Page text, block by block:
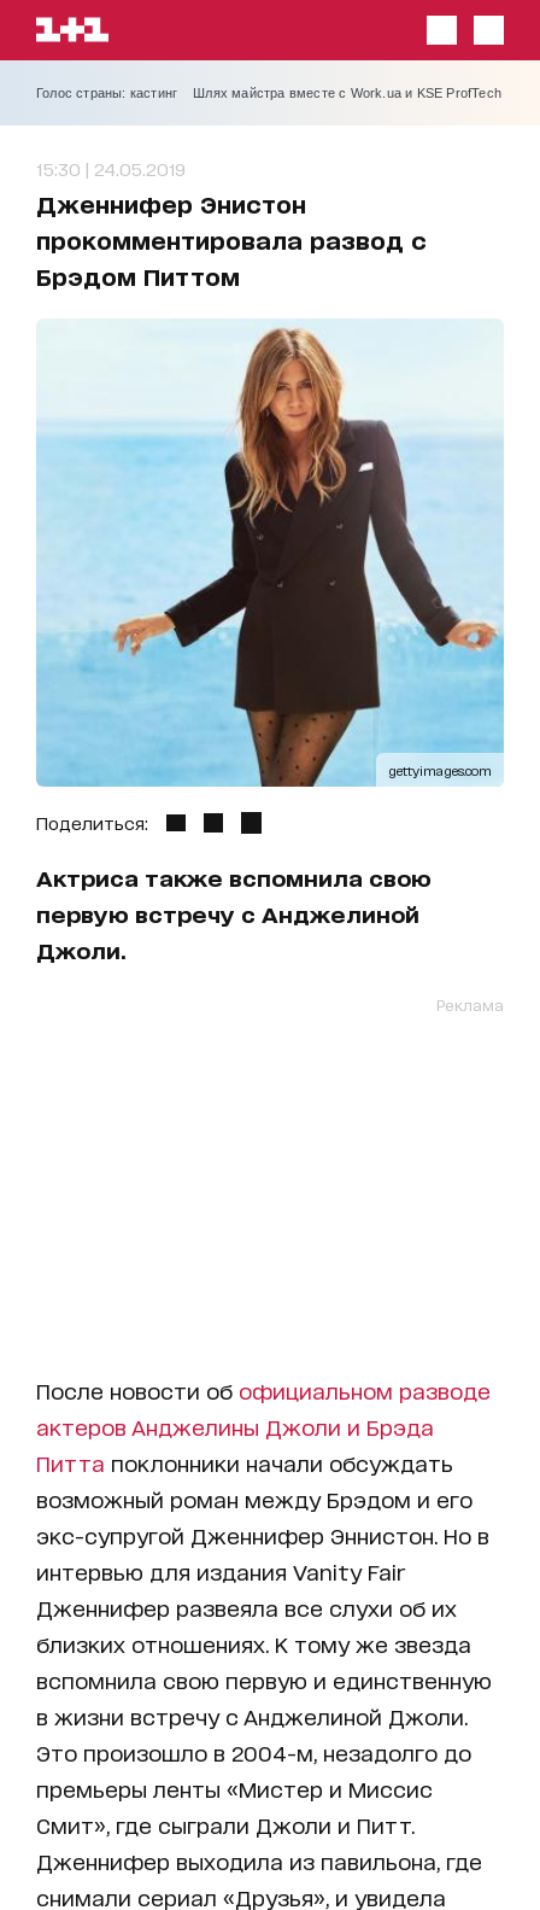
Голос страны: кастинг Шлях майстра вместе с Work.ua и KSE ProfTech
15:30 | 24.05.2019
Дженнифер Энистон
прокомментировала развод с
Брэдом Питтом
gettyimages.com
Поделиться:
Актриса также вспомнила свою
первую встречу с Анджелиной
Джоли.
Реклама
После новости об официальном разводе
актеров Анджелины Джоли и Брэда
Питта поклонники начали обсуждать
возможный роман между Брэдом и его
экс-супругой Дженнифер Эннистон. Но в
интервью для издания Vanity Fair
Дженнифер развеяла все слухи об их
близких отношениях. К тому же звезда
вспомнила свою первую и единственную
в жизни встречу с Анджелиной Джоли.
Это произошло в 2004-м, незадолго до
премьеры ленты «Мистер и Миссис
Смит», где сыграли Джоли и Питт.
Дженнифер выходила из павильона, где
снимали сериал «Друзья», и увидела